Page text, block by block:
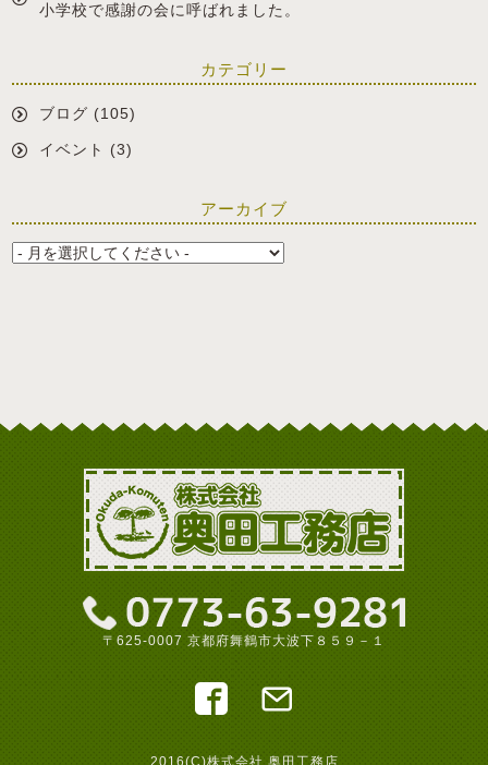
小学校で感謝の会に呼ばれました。
カテゴリー
ブログ (105)
イベント (3)
アーカイブ
〒625-0007 京都府舞鶴市大波下８５９－１
2016(C)株式会社 奥田工務店